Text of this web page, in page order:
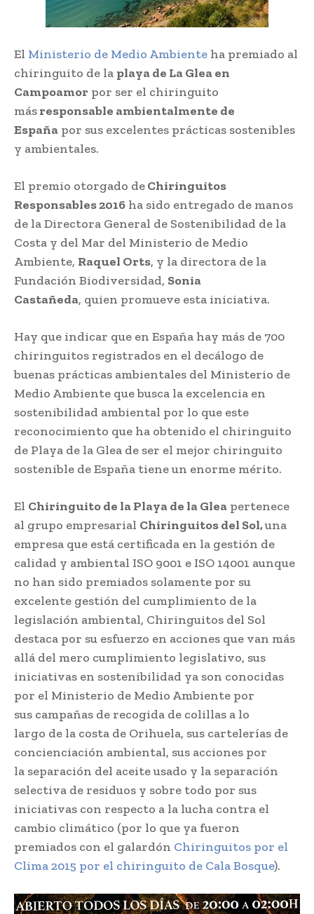
El Ministerio de Medio Ambiente ha premiado al
chiringuito de la playa de La Glea en
Campoamor por ser el chiringuito
másresponsable ambientalmente de
España por sus excelentes prácticas sostenibles
y ambientales.
El premio otorgado deChiringuitos
Responsables 2016 ha sido entregado de manos
de la Directora General de Sostenibilidad de la
Costa y del Mar del Ministerio de Medio
Ambiente, Raquel Orts, y la directora de la
Fundación Biodiversidad, Sonia
Castañeda, quien promueve esta iniciativa.
Hay que indicar que en España hay más de 700
chiringuitos registrados en el decálogo de
buenas prácticas ambientales del Ministerio de
Medio Ambiente que busca la excelencia en
sostenibilidad ambiental por lo que este
reconocimiento que ha obtenido el chiringuito
de Playa de la Glea de ser el mejor chiringuito
sostenible de España tiene un enorme mérito.
El Chiringuito de la Playa de la Glea pertenece
al grupo empresarial Chiringuitos del Sol,una
empresa que está certificada en la gestión de
calidad y ambiental ISO 9001 e ISO 14001 aunque
no han sido premiados solamente por su
excelente gestión del cumplimiento de la
legislación ambiental, Chiringuitos del Sol
destaca por su esfuerzo en acciones que van más
allá del mero cumplimiento legislativo, sus
iniciativas en sostenibilidad ya son conocidas
por el Ministerio de Medio Ambiente por
sus campañas de recogida de colillas a lo
largo de la costa de Orihuela, sus cartelerías de
concienciación ambiental, sus acciones por
la separación del aceite usado y la separación
selectiva de residuos y sobre todo por sus
iniciativas con respecto a la lucha contra el
cambio climático (por lo que ya fueron
premiados con el galardón Chiringuitos por el
Clima 2015 por el chiringuito de Cala Bosque).